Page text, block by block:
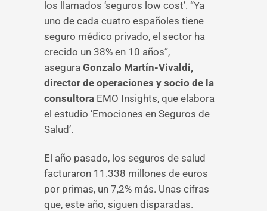
los llamados ‘seguros low cost’. “Ya
uno de cada cuatro españoles tiene
seguro médico privado, el sector ha
crecido un 38% en 10 años”,
asegura Gonzalo Martín-Vivaldi,
director de operaciones y socio de la
consultora EMO Insights, que elabora
el estudio ‘Emociones en Seguros de
Salud’.
El año pasado, los seguros de salud
facturaron 11.338 millones de euros
por primas, un 7,2% más. Unas cifras
que, este año, siguen disparadas.